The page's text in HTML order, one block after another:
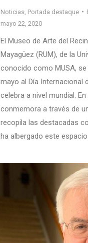
Noticias Portada destaque
mayo 22, 2020
El Museo de Arte del
Mayagüez (RUM), de la
conocido como MUSA, se
mayo al Día Internacional
celebra a nivel mundial.
conmemora a través de
recopila las destacadas
ha albergado este